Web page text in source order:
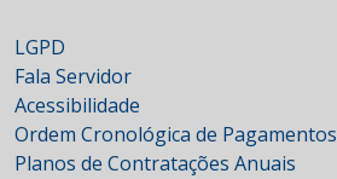
LGPD
Fala Servidor
Acessibilidade
Ordem Cronológica de Pagamentos
Planos de Contratações Anuais